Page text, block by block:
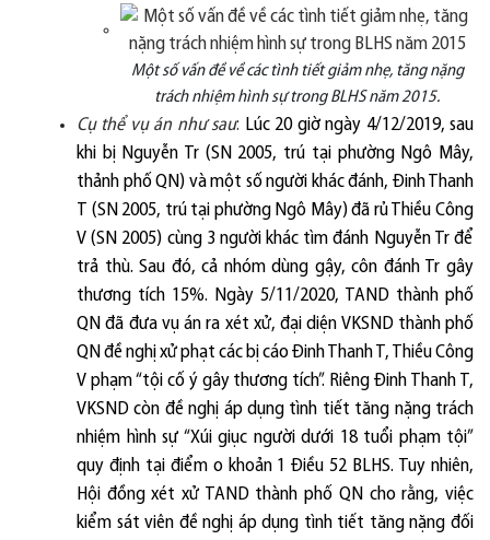
Một số vấn đề về các tình tiết giảm nhẹ, tăng nặng
trách nhiệm hình sự trong BLHS năm 2015.
Cụ thể vụ án như sau: Lúc 20 giờ ngày 4/12/2019, sau
khi bị Nguyễn Tr (SN 2005, trú tại phường Ngô Mây,
thảnh phố QN) và một số người khác đánh, Đinh Thanh
T (SN 2005, trú tại phường Ngô Mây) đã rủ Thiều Công
V (SN 2005) cùng 3 người khác tìm đánh Nguyễn Tr để
trả thù. Sau đó, cả nhóm dùng gậy, côn đánh Tr gây
thương tích 15%. Ngày 5/11/2020, TAND thành phố
QN đã đưa vụ án ra xét xử, đại diện VKSND thành phố
QN đề nghị xử phạt các bị cáo Đinh Thanh T, Thiều Công
V phạm “tội cố ý gây thương tích”. Riêng Đinh Thanh T,
VKSND còn đề nghị áp dụng tình tiết tăng nặng trách
nhiệm hình sự “Xúi giục người dưới 18 tuổi phạm tội”
quy định tại điểm o khoản 1 Điều 52 BLHS. Tuy nhiên,
Hội đồng xét xử TAND thành phố QN cho rằng, việc
kiểm sát viên đề nghị áp dụng tình tiết tăng nặng đối